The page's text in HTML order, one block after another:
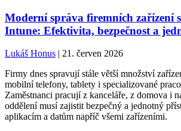
Moderní správa firemních zařízení
Intune: Efektivita, bezpečnost a
Lukáš Honus | 21. červen 2026
Firmy dnes spravují stále větší množství
mobilní telefony, tablety i specializované
Zaměstnanci pracují z kanceláře, z domova i
oddělení musí zajistit bezpečný a jednotný
aplikacím a datům napříč všemi zařízeními.